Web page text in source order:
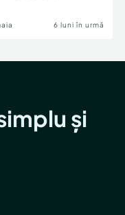
6 luni în urmă
și